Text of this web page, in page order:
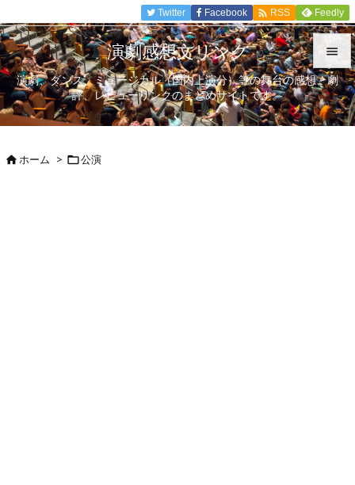


メニュ

Twitter Facebook  RSS Feedly
演劇感想文リンク
演劇、ダンス、ミュージカル（国内上演分）等の舞台の感想、劇
評、レビューリンクのまとめサイトです。
ホーム > 公演